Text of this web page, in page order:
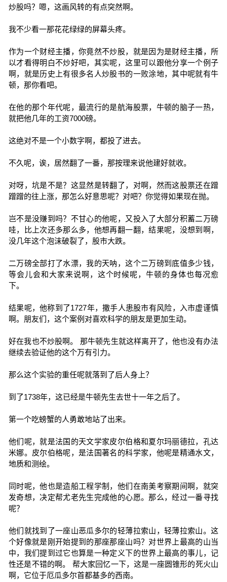
炒股吗？嗯，这画风转的有点突然啊。
我不少看一那花花绿绿的屏幕头疼。
作为一个财经主播，你竟然不炒股，就是因为是财经主播，所
以才看得明白不炒好吧，其实呢，这里可以跟他分享一个例子
啊，就是历史上有很多名人炒股书的一败涂地，其中呢就有牛
顿，那你看吧。
在他的那个年代呢，最流行的是航海股票，牛顿的脑子一热，
就把他几年的工资7000磅。
这绝对不是一个小数字啊，都投了进去。
不久呢，诶，居然翻了一番，那按理来说他建好就收。
对呀，坑是不是？这显然是转翻了，对啊，然而这股票还在蹭
蹭蹭的往上涨，那怎么好意思呢？对吧？你觉得如果现在抛。
岂不是没赚到吗？不甘心的他呢，又投入了大部分积蓄二万磅
哇，比上次还多那么多，他想再翻一翻，结果呢，没想到啊，
没几年这个泡沫破裂了，股市大跌。
二万磅全部打了水漂，我的天呐，这个二万磅到底值多少钱，
等会儿会和大家来说啊，这个时候呢，牛顿的身体也每况愈
下。
结果呢，他称到了1727年，撒手人患股市有风险，入市虚谨慎
啊。朋友们，这个案例对喜欢科学的朋友是更加生动。
好在我也不炒股啊。 那牛顿先生就这样离开了，他也没有办法
继续去验证他的这个万有引力。
那么这个实验的重任呢就落到了后人身上？
到了1738年，这已经是牛顿先生去世十一年之后了。
第一个吃螃蟹的人勇敢地站了出来。
他们呢，就是法国的天文学家皮尔伯格和夏尔玛丽德拉，孔达
米娜。皮尔伯格呢，是法国著名的科学家，他呢是精通水文，
地质和测绘。
同时呢，他也是造船工程学制，他们在南美考察期间啊，就突
发奇想，决定帮尤老先生完成他的心愿。那么，经过一番寻找
呢？
他们就找到了一座山恶瓜多尔的轻薄拉索山，轻薄拉索山。这
个好像就是刚开始提到的那座那座山吗？对世界上最高的山当
中，我们提到过它也算是一种定义下的世界上最高的事儿，记
性还是不错的啊。 帮大家回忆一下，这是一座圆锥形的死火山
啊，它位于厄瓜多尔首都基多的西南。